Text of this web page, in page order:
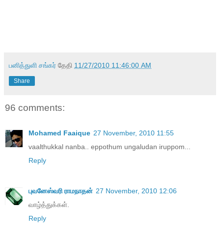
பனித்துளி சங்கர் தேதி 11/27/2010 11:46:00 AM
Share
96 comments:
Mohamed Faaique 27 November, 2010 11:55
vaalthukkal nanba.. eppothum ungaludan iruppom...
Reply
புவனேஸ்வரி ராமநாதன் 27 November, 2010 12:06
வாழ்த்துக்கள்.
Reply